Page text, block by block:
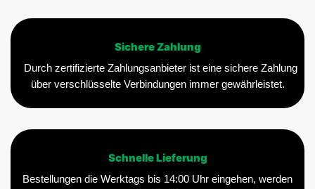
Sichere Zahlung
Durch zertifizierte Zahlungsanbieter ist eine sichere Zahlung
über verschlüsselte Verbindungen immer gewährleistet.
Schnelle Lieferung
Bestellungen die Werktags bis 14:00 Uhr eingehen, werden